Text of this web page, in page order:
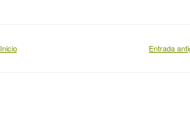
Entrada
Inicio